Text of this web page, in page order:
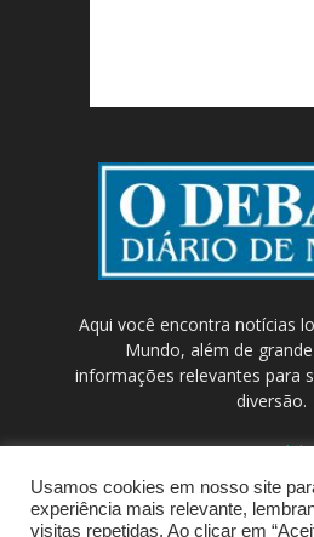
Aqui você encontra notícias
Mundo, além de
informações relevantes para
diversão.
Contato:
Usamos cookies em nosso site
experiência mais relevante,
visitas repetidas. Ao clicar em